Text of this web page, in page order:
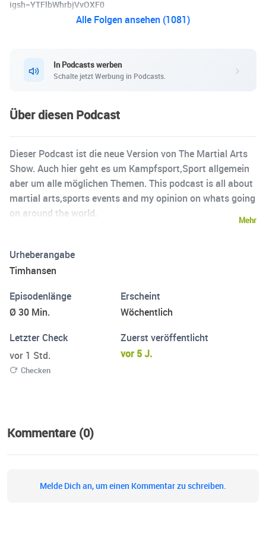
igsh=YTFlbWhrbjVvOXF0
Alle Folgen ansehen (1081)
In Podcasts werben
Schalte jetzt Werbung in Podcasts.
Über diesen Podcast
Dieser Podcast ist die neue Version von The Martial Arts
Show. Auch hier geht es um Kampfsport,Sport allgemein
aber um alle möglichen Themen. This podcast is all about
martial arts,sports events and my opinion on whats going
on around the world.
Mehr
Urheberangabe
Timhansen
Episodenlänge
Ø 30 Min.
Erscheint
Wöchentlich
Letzter Check
vor 1 Std.
Checken
Zuerst veröffentlicht
vor 5 J.
Kommentare (0)
Melde Dich an, um einen Kommentar zu schreiben.